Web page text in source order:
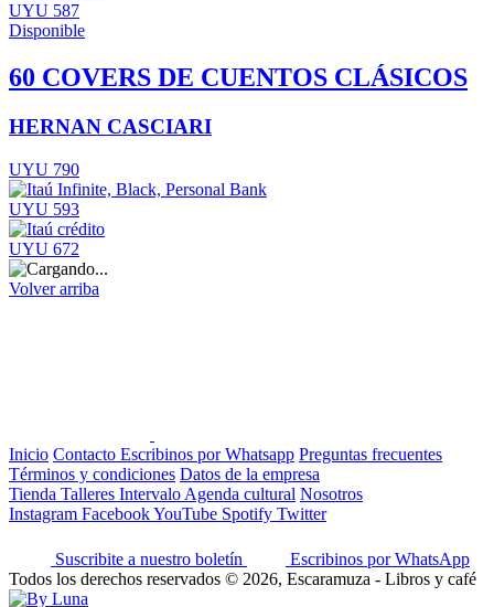
UYU 587
Disponible
60 COVERS DE CUENTOS CLÁSICOS
HERNAN CASCIARI
UYU 790
UYU 593
UYU 672
Volver arriba
Inicio Contacto Escribinos por Whatsapp Preguntas frecuentes
Términos y condiciones Datos de la empresa
Tienda Talleres Intervalo Agenda cultural Nosotros
Instagram FacebookYouTube Spotify Twitter
Suscribite a nuestro boletín
Escribinos por WhatsApp
Todos los derechos reservados © 2026, Escaramuza - Libros y café